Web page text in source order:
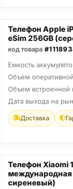
Телефон Apple
eSim 256GB
код товара
Емкость
Объем
Объем встроенной
Дата выхода на
Доставка
Телефон Xiaomi
международная
сиреневый)